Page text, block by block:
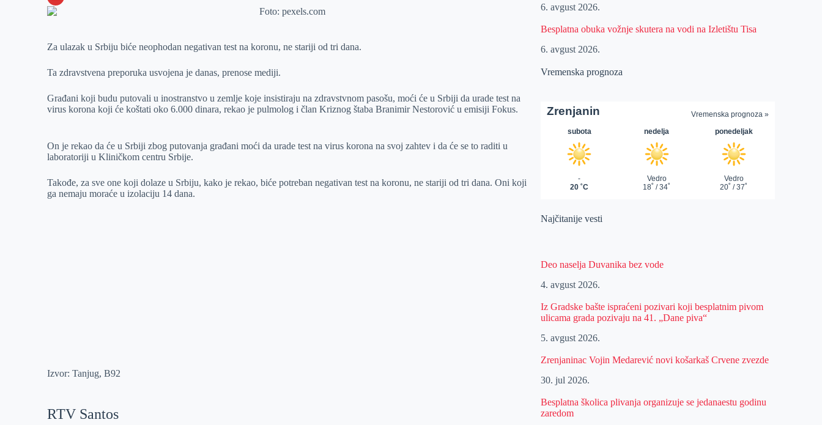
o
n
e
e
I
e
a
s
p
E
a
Za ulazak u Srbiju biće neophodan negativan test na koronu, ne stariji od tri dana.
Ta zdravstvena preporuka usvojena je danas, prenose mediji.
Građani koji budu putovali u inostranstvo u zemlje koje insistiraju na zdravstvnom pasošu, moći će u Srbiji da urade test na
virus korona koji će koštati oko 6.000 dinara, rekao je pulmolog i član Kriznog štaba Branimir Nestorović u emisiji Fokus.
On je rekao da će u Srbiji zbog putovanja građani moći da urade test na virus korona na svoj zahtev i da će se to raditi u
laboratoriji u Kliničkom centru Srbije.
Takođe, za sve one koji dolaze u Srbiju, kako je rekao, biće potreban negativan test na koronu, ne stariji od tri dana. Oni koji
ga nemaju moraće u izolaciju 14 dana.
Izvor: Tanjug, B92
RTV Santos
6. avgust 2026.
Besplatna obuka vožnje skutera na vodi na Izletištu Tisa
6. avgust 2026.
Vremenska prognoza
Najčitanije vesti
Deo naselja Duvanika bez vode
4. avgust 2026.
Iz Gradske bašte ispraćeni pozivari koji besplatnim pivom
ulicama grada pozivaju na 41. „Dane piva“
5. avgust 2026.
Zrenjaninac Vojin Medarević novi košarkaš Crvene zvezde
30. jul 2026.
Besplatna školica plivanja organizuje se jedanaestu godinu
zaredom